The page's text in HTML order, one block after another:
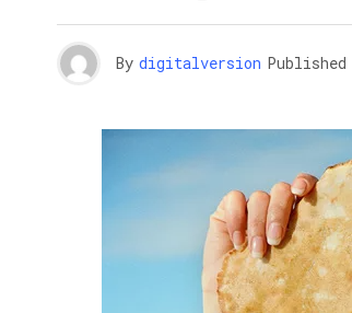
By digitalversion Published